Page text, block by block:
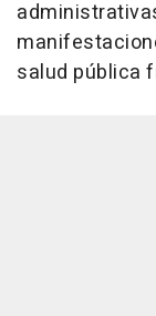
salud pública